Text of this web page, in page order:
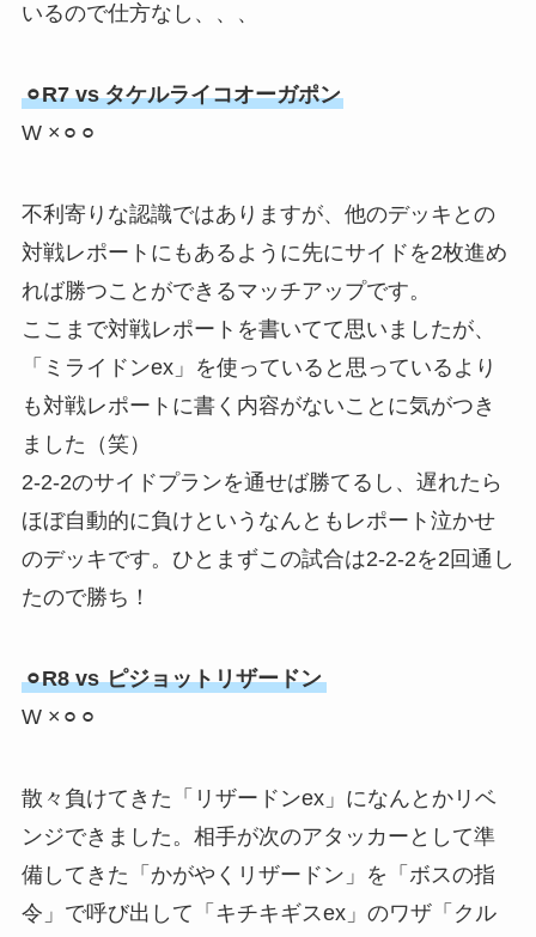
いるので仕方なし、、、
⚪︎R7 vs タケルライコオーガポン
W ×⚪︎⚪︎
不利寄りな認識ではありますが、他のデッキとの
対戦レポートにもあるように先にサイドを2枚進め
れば勝つことができるマッチアップです。
ここまで対戦レポートを書いてて思いましたが、
「ミライドンex」を使っていると思っているより
も対戦レポートに書く内容がないことに気がつき
ました（笑）
2-2-2のサイドプランを通せば勝てるし、遅れたら
ほぼ自動的に負けというなんともレポート泣かせ
のデッキです。ひとまずこの試合は2-2-2を2回通し
たので勝ち！
⚪︎R8 vs ピジョットリザードン
W ×⚪︎⚪︎
散々負けてきた「リザードンex」になんとかリベ
ンジできました。相手が次のアタッカーとして準
備してきた「かがやくリザードン」を「ボスの指
令」で呼び出して「キチキギスex」のワザ「クル